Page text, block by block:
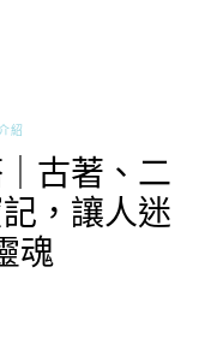
紹
古著、二
，讓人迷
魂